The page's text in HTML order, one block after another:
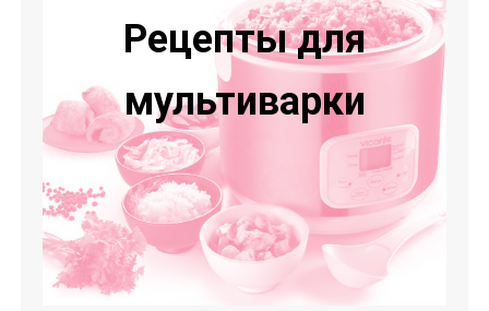
Рецепты для
мультиварки